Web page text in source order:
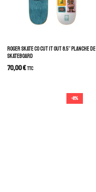
ROGER SKATE CO CUT IT OUT 8.5″ PLANCHE DE
SKATEBOARD
70,00€TTC
-11%